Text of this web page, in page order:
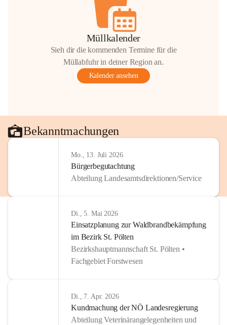
Müllkalender
Sieh dir die kommenden Termine für die
Müllabfuhr in deiner Region an.
Kalender ansehen
Bekanntmachungen
Mo., 13. Juli 2026
Bürgerbegutachtung
Abteilung Landesamtsdirektionen/Service
Di., 5. Mai 2026
Einsatzplanung zur Waldbrandbekämpfung
im Bezirk St. Pölten
Bezirkshauptmannschaft St. Pölten •
Fachgebiet Forstwesen
Di., 7. Apr. 2026
Kundmachung der NÖ Landesregierung
Abteilung Veterinärangelegenheiten und